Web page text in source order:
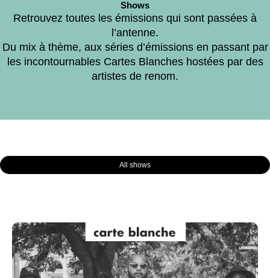
Shows
Retrouvez toutes les émissions qui sont passées à
l’antenne.
Du mix à thème, aux séries d’émissions en passant par
les incontournables Cartes Blanches hostées par des
artistes de renom.
All shows
Page PagePage